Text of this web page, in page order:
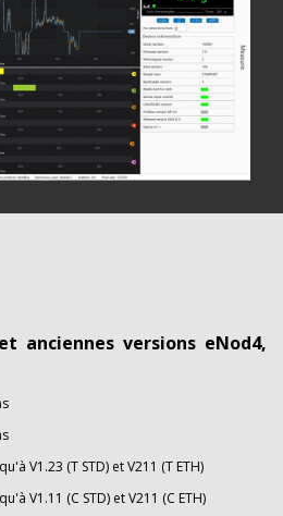
anciennes versions eNod4,
V1.23 (T STD) et V211 (T ETH)
V1.11 (C STD) et V211 (C ETH)